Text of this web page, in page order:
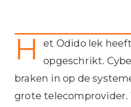
H
et Odido lek
opgeschrikt.
braken in op de
grote telecomprovider.